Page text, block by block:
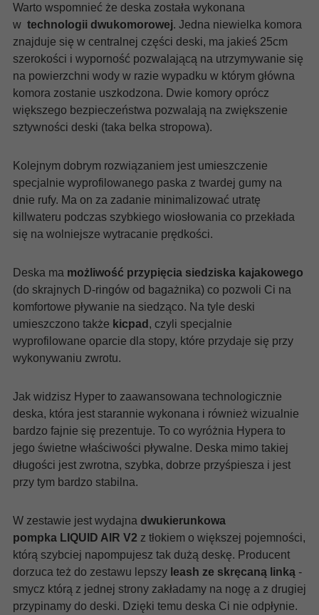
Warto wspomnieć że deska została wykonana
w technologii dwukomorowej. Jedna niewielka komora
znajduje się w centralnej części deski, ma jakieś 25cm
szerokości i wyporność pozwalającą na utrzymywanie się
na powierzchni wody w razie wypadku w którym główna
komora zostanie uszkodzona. Dwie komory oprócz
większego bezpieczeństwa pozwalają na zwiększenie
sztywności deski (taka belka stropowa).
Kolejnym dobrym rozwiązaniem jest umieszczenie
specjalnie wyprofilowanego paska z twardej gumy na
dnie rufy. Ma on za zadanie minimalizować utratę
killwateru podczas szybkiego wiosłowania co przekłada
się na wolniejsze wytracanie prędkości.
Deska ma możliwość przypięcia siedziska kajakowego
(do skrajnych D-ringów od bagażnika) co pozwoli Ci na
komfortowe pływanie na siedząco. Na tyle deski
umieszczono także kicpad , czyli specjalnie
wyprofilowane oparcie dla stopy, które przydaje się przy
wykonywaniu zwrotu.
Jak widzisz Hyper to zaawansowana technologicznie
deska, która jest starannie wykonana i również wizualnie
bardzo fajnie się prezentuje. To co wyróżnia Hypera to
jego świetne właściwości pływalne. Deska mimo takiej
długości jest zwrotna, szybka, dobrze przyśpiesza i jest
przy tym bardzo stabilna.
W zestawie jest wydajna dwukierunkowa
pompka LIQUID AIR V2 z tłokiem o większej pojemności,
którą szybciej napompujesz tak dużą deskę. Producent
dorzuca też do zestawu lepszy leash ze skręcaną linką -
smycz którą z jednej strony zakładamy na nogę a z drugiej
przypinamy do deski. Dzięki temu deska Ci nie odpłynie.